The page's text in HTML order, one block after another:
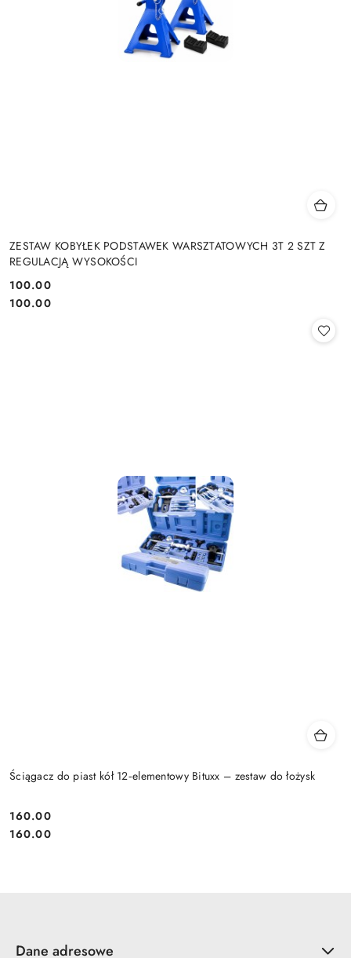
ZESTAW KOBYŁEK PODSTAWEK WARSZTATOWYCH 3T 2 SZT Z
REGULACJĄ WYSOKOŚCI
Cena:
100.00
Cena:
100.00
Ściągacz do piast kół 12‑elementowy Bituxx – zestaw do łożysk
Cena:
160.00
Cena:
160.00
Dane adresowe